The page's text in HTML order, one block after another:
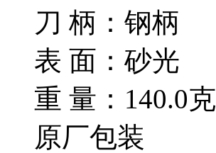
刀 柄：钢柄
表 面：砂光
重 量：140.0克
原厂包装